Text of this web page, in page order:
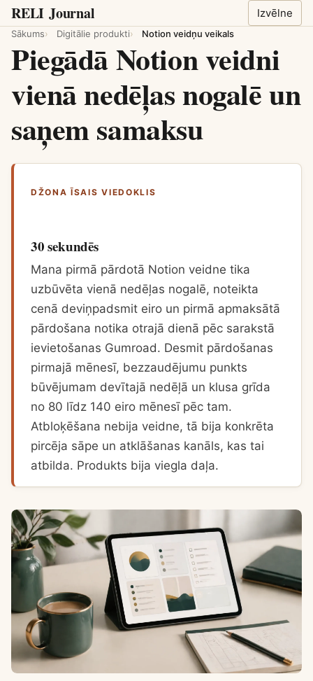
RELI Journal Izvēlne
Sākums Digitālie produkti Notion veidņu veikals
Piegādā Notion veidni
vienā nedēļas nogalē un
saņem samaksu
DŽONA ĪSAIS VIEDOKLIS
30 sekundēs
Mana pirmā pārdotā Notion veidne tika
uzbūvēta vienā nedēļas nogalē, noteikta
cenā deviņpadsmit eiro un pirmā apmaksātā
pārdošana notika otrajā dienā pēc sarakstā
ievietošanas Gumroad. Desmit pārdošanas
pirmajā mēnesī, bezzaudējumu punkts
būvējumam devītajā nedēļā un klusa grīda
no 80 līdz 140 eiro mēnesī pēc tam.
Atbloķēšana nebija veidne, tā bija konkrēta
pircēja sāpe un atklāšanas kanāls, kas tai
atbilda. Produkts bija viegla daļa.